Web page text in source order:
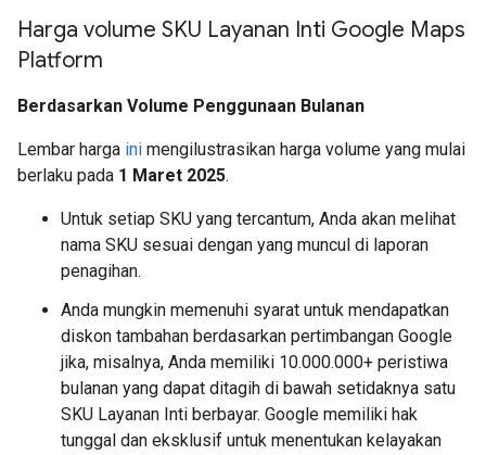
Harga volume SKU Layanan Inti Google Maps
Platform
Berdasarkan Volume Penggunaan Bulanan
Lembar harga ini mengilustrasikan harga volume yang mulai
berlaku pada 1 Maret 2025.
Untuk setiap SKU yang tercantum, Anda akan melihat
nama SKU sesuai dengan yang muncul di laporan
penagihan.
Anda mungkin memenuhi syarat untuk mendapatkan
diskon tambahan berdasarkan pertimbangan Google
jika, misalnya, Anda memiliki 10.000.000+ peristiwa
bulanan yang dapat ditagih di bawah setidaknya satu
SKU Layanan Inti berbayar. Google memiliki hak
tunggal dan eksklusif untuk menentukan kelayakan